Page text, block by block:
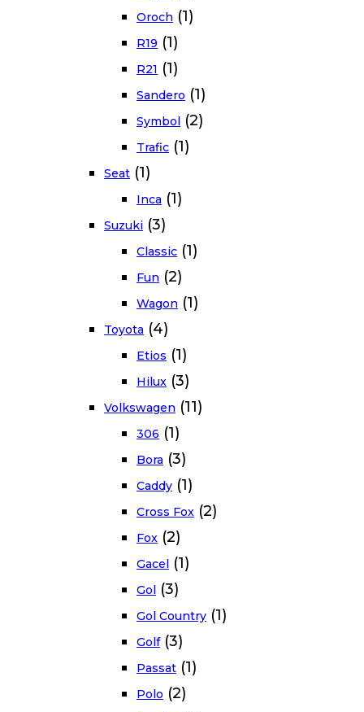
Oroch (1)
R19 (1)
R21 (1)
Sandero (1)
Symbol (2)
Trafic (1)
Seat (1)
Inca (1)
Suzuki (3)
Classic (1)
Fun (2)
Wagon (1)
Toyota (4)
Etios (1)
Hilux (3)
Volkswagen (11)
306 (1)
Bora (3)
Caddy (1)
Cross Fox (2)
Fox (2)
Gacel (1)
Gol (3)
Gol Country (1)
Golf (3)
Passat (1)
Polo (2)